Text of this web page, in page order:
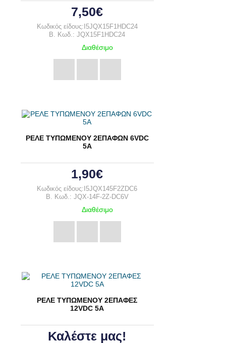
7,50€
Κωδικός είδους:I5JQX15F1HDC24
B. Κωδ.: JQX15F1HDC24
Διαθέσιμο
ΡΕΛΕ ΤΥΠΩΜΕΝΟΥ 2ΕΠΑΦΩΝ 6VDC
5A
1,90€
Κωδικός είδους:I5JQX145F2ZDC6
B. Κωδ.: JQX-14F-2Z-DC6V
Διαθέσιμο
ΡΕΛΕ ΤΥΠΩΜΕΝΟΥ 2ΕΠΑΦΕΣ
12VDC 5A
Καλέστε μας!